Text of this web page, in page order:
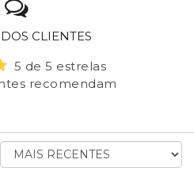
CLIENTES
5 de 5 estrelas
recomendam
ORDENAR
AVALIAÇÕES